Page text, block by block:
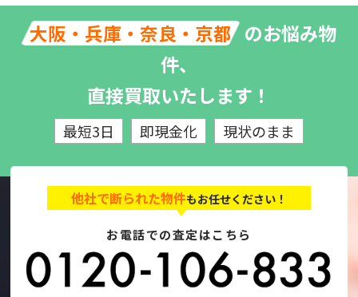
大阪・兵庫・奈良・京都 のお悩み物
件、
直接買取いたします！
最短3日 即現金化 現状のまま
他社で断られた物件もお任せください！
お電話での査定はこちら